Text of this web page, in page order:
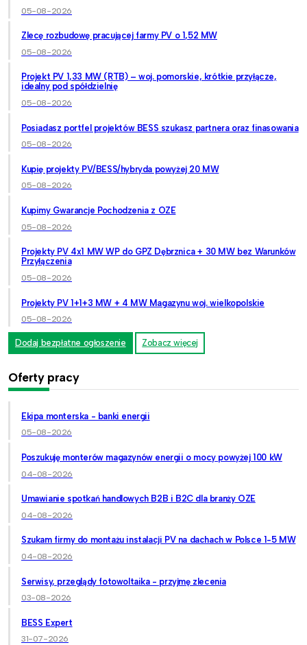
05-08-2026
Zlecę rozbudowę pracującej farmy PV o 1,52 MW
05-08-2026
Projekt PV 1,33 MW (RTB) – woj. pomorskie, krótkie przyłącze,
idealny pod spółdzielnię
05-08-2026
Posiadasz portfel projektów BESS szukasz partnera oraz finasowania
05-08-2026
Kupię projekty PV/BESS/hybryda powyżej 20 MW
05-08-2026
Kupimy Gwarancje Pochodzenia z OZE
05-08-2026
Projekty PV 4x1 MW WP do GPZ Dębrznica + 30 MW bez Warunków
Przyłączenia
05-08-2026
Projekty PV 1+1+3 MW + 4 MW Magazynu woj. wielkopolskie
05-08-2026
Dodaj bezpłatne ogłoszenie Zobacz więcej
Oferty pracy
Ekipa monterska - banki energii
05-08-2026
Poszukuję monterów magazynów energii o mocy powyżej 100 kW
04-08-2026
Umawianie spotkań handlowych B2B i B2C dla branży OZE
04-08-2026
Szukam firmy do montażu instalacji PV na dachach w Polsce 1-5 MW
04-08-2026
Serwisy, przeglądy fotowoltaika - przyjmę zlecenia
03-08-2026
BESS Expert
31-07-2026